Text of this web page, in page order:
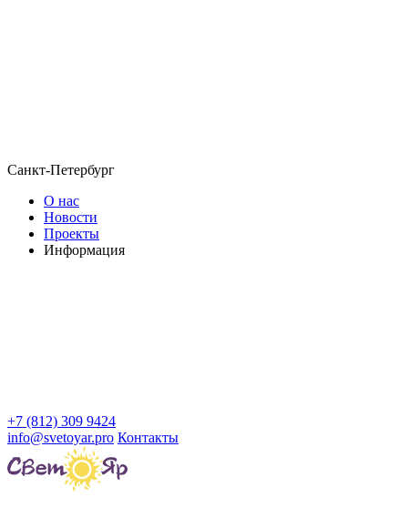
Санкт-Петербург
О нас
Новости
Проекты
Информация
+7 (812) 309 9424
info@svetoyar.pro Контакты